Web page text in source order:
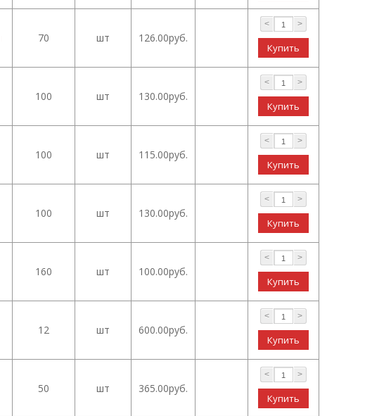
70 шт 126.00руб.
< >
100 шт 130.00руб.
< >
100 шт 115.00руб.
< >
100 шт 130.00руб.
< >
160 шт 100.00руб.
< >
12 шт 600.00руб.
< >
50 шт 365.00руб.
< >